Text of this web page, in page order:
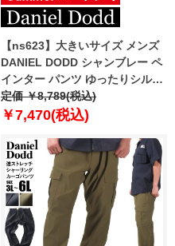
【ns623】大きいサイズ メンズ
DANIEL DODD シャンブレー ペ
インター パンツ ゆったりシルエ
ット 830-d-259003w 【t2501】
定価 ￥8,789(税込)
￥7,470(税込)